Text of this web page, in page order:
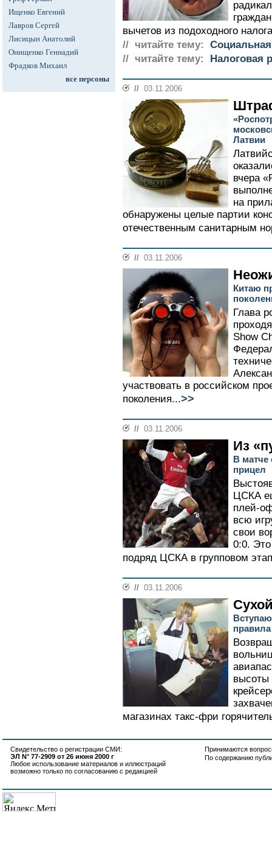
Ищенко Евгений
Лавров Сергей
Лисицын Анатолий
Онищенко Геннадий
Фрадков Михаил
все персоны
вычетов из подоходного
// читайте тему:
// читайте тему:
Налоговая
// 03.11.2006
Латвии
вчера
на
обнаружены целые партии
отечественным санитарным
// 03.11.2006
Китаю
Глава
Show
участвовать в российском
поколения...>>
// 03.11.2006
Из
В матче
прицел
ЦСКА
плей-
всю
свои
0:0.
подряд ЦСКА в групповом
// 03.11.2006
высоты
магазинах такс-фри
Свидетельство о регистрации СМИ:
ЭЛ N° 77-2909 от 26 июня 2000 г
Любое использование материалов и иллюстраций
возможно только по согласованию с редакцией
Принимаются
По содержанию